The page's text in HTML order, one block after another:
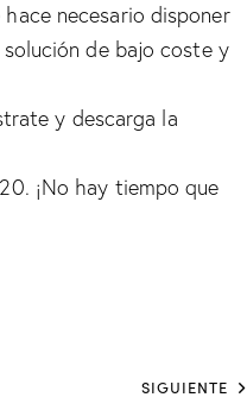
necesario disponer
de bajo coste y
y descarga la
¡No hay tiempo que
SIGUIENTE